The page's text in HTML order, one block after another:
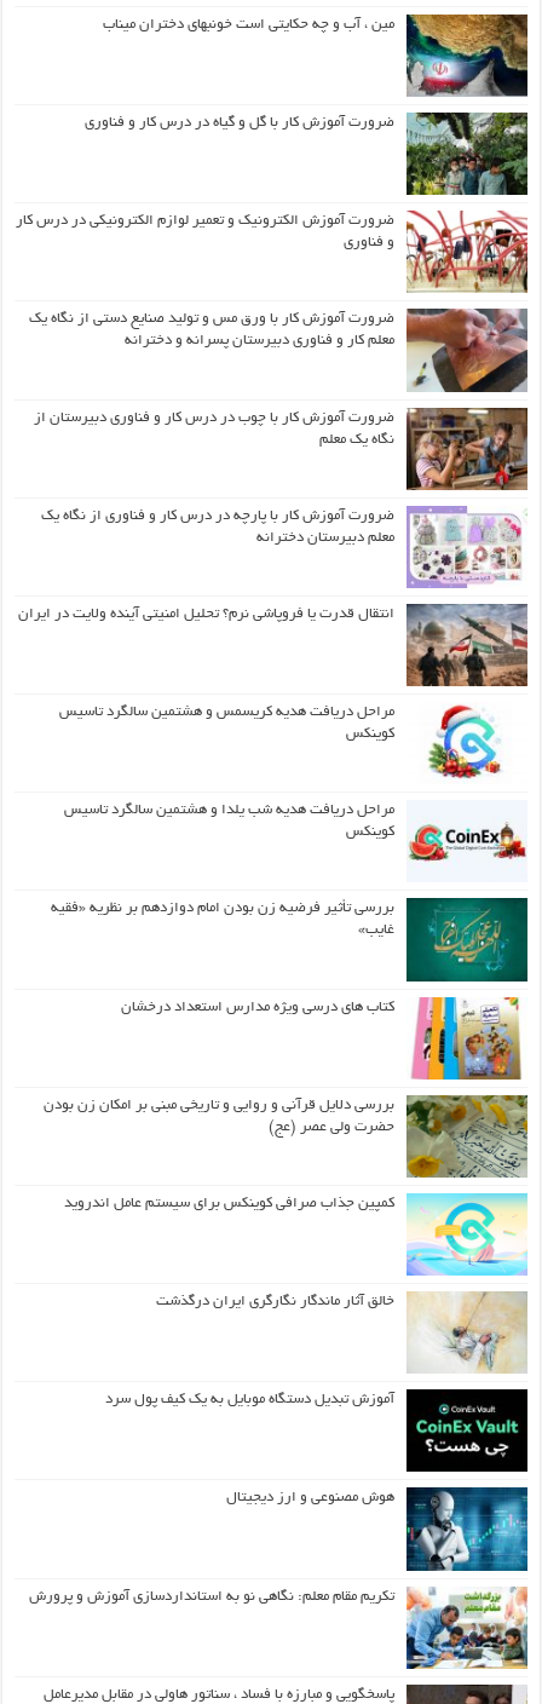
مین ، آب و چه حکایتی است خونبهای دختران میناب
ضرورت آموزش کار با گل و گیاه در درس کار و فناوری
ضرورت آموزش الکترونیک و تعمیر لوازم الکترونیکی در درس کار
و فناوری
ضرورت آموزش کار با ورق مس و تولید صنایع دستی از نگاه یک
معلم کار و فناوری دبیرستان پسرانه و دخترانه
ضرورت آموزش کار با چوب در درس کار و فناوری دبیرستان از
نگاه یک معلم
ضرورت آموزش کار با پارچه در درس کار و فناوری از نگاه یک
معلم دبیرستان دخترانه
انتقال قدرت یا فروپاشی نرم؟ تحلیل امنیتی آینده ولایت در ایران
مراحل دریافت هدیه کریسمس و هشتمین سالگرد تاسیس
کوینکس
مراحل دریافت هدیه شب یلدا و هشتمین سالگرد تاسیس
کوینکس
بررسی تأثیر فرضیه زن بودن امام دوازدهم بر نظریه «فقیه
غایب»
کتاب های درسی ویژه مدارس استعداد درخشان
بررسی دلایل قرآنی و روایی و تاریخی مبنی بر امکان زن بودن
حضرت ولی عصر (عج)
کمپین جذاب صرافی کوینکس برای سیستم عامل اندروید
خالق آثار ماندگار نگارگری ایران درگذشت
آموزش تبدیل دستگاه موبایل به یک کیف‌ پول سرد
هوش مصنوعی و ارز دیجیتال
تکریم مقام معلم: نگاهی نو به استانداردسازی آموزش و پرورش
پاسخگویی و مبارزه با فساد ، سناتور هاولی در مقابل مدیرعامل